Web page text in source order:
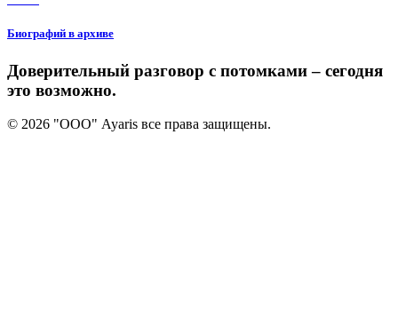
Биографий в архиве
Доверительный разговор с потомками – сегодня
это возможно.
© 2026 "ООО" Ayaris все права защищены.